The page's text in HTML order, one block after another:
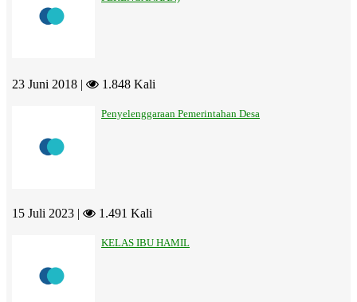
23 Juni 2018 | 1.848 Kali
Penyelenggaraan Pemerintahan Desa
15 Juli 2023 | 1.491 Kali
KELAS IBU HAMIL